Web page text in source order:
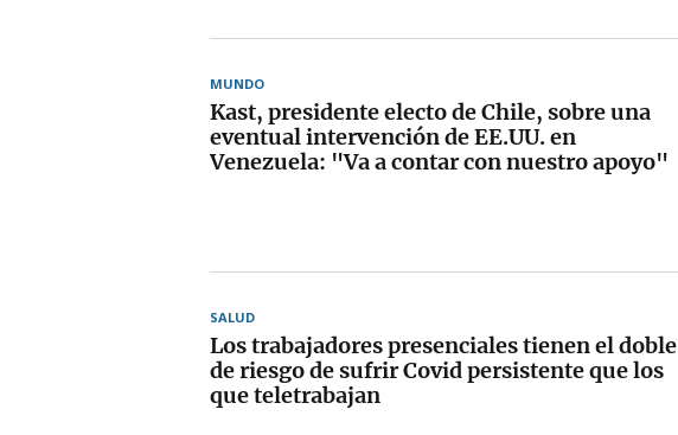
MUNDO
Kast, presidente electo de Chile, sobre una
eventual intervención de EE.UU. en
Venezuela: "Va a contar con nuestro apoyo"
SALUD
Los trabajadores presenciales tienen el doble
de riesgo de sufrir Covid persistente que los
que teletrabajan